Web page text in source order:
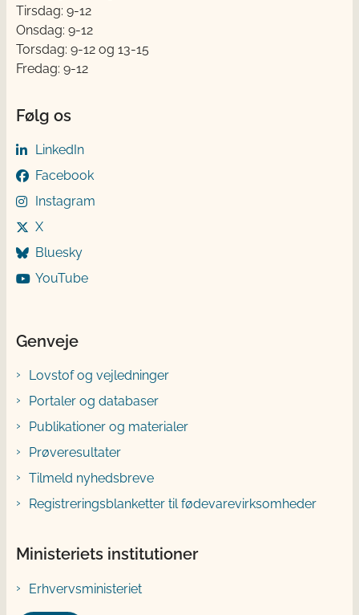
Tirsdag: 9-12
Onsdag: 9-12
Torsdag: 9-12 og 13-15
Fredag: 9-12
Følg os
LinkedIn
Facebook
Instagram
X
Bluesky
YouTube
Genveje
Lovstof og vejledninger
Portaler og databaser
Publikationer og materialer
Prøveresultater
Tilmeld nyhedsbreve
Registreringsblanketter til fødevarevirksomheder
Ministeriets institutioner
Erhvervsministeriet